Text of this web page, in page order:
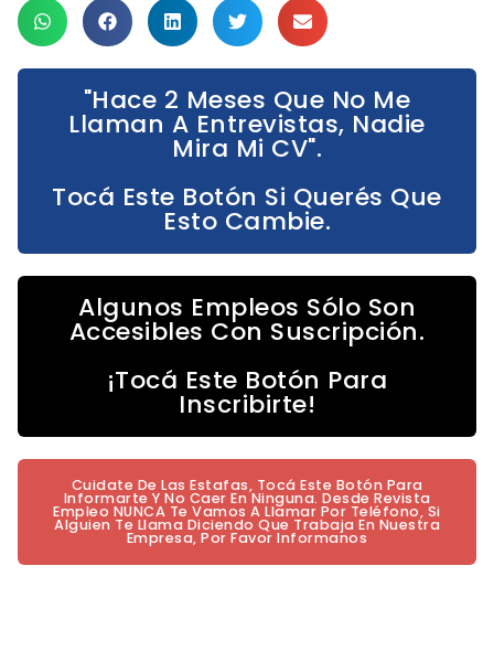
"Hace 2 Meses Que No Me
Llaman A Entrevistas, Nadie
Mira Mi CV".
Tocá Este Botón Si Querés Que
Esto Cambie.
Algunos Empleos Sólo Son
Accesibles Con Suscripción.
¡Tocá Este Botón Para
Inscribirte!
Cuidate De Las Estafas, Tocá Este Botón Para
Informarte Y No Caer En Ninguna. Desde Revista
Empleo NUNCA Te Vamos A Llamar Por Teléfono, Si
Alguien Te Llama Diciendo Que Trabaja En Nuestra
Empresa, Por Favor Informanos